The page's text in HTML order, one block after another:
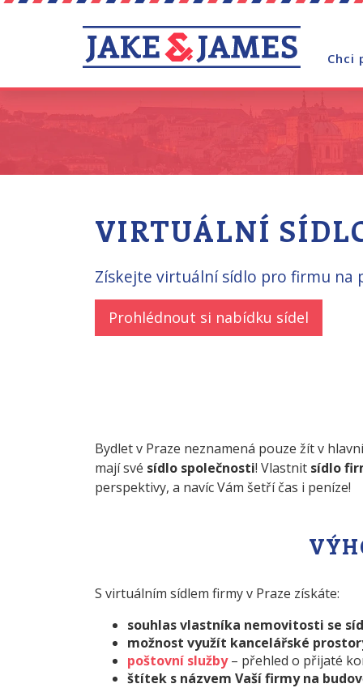
Chci
VIRTUÁLNÍ
Získejte virtuální sídlo pro firmu na
Prohlédnout si nabídku sídel
Bydlet v Praze neznamená pouze žít v
mají své sídlo společnosti! Vlastnit sídlo
perspektivy, a navíc Vám šetří čas i peníze!
S virtuálním sídlem firmy v Praze získáte:
souhlas vlastníka nemovitosti se
možnost využít kancelářské
poštovní služby– přehled o přijaté
štítek s názvem Vaší firmy na